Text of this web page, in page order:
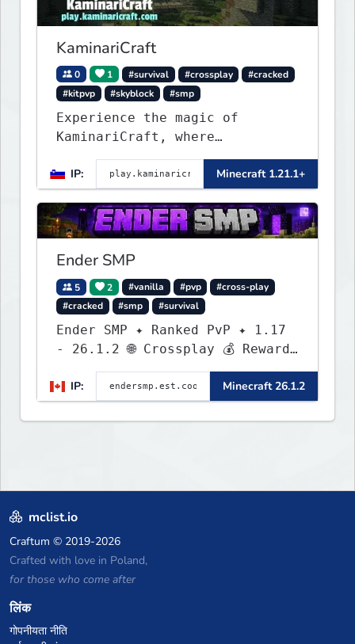
KaminariCraft
0 1 #survival #crossplay
#cracked
#kitpvp
#skyblock #smp
Experience the magic of
KaminariCraft, where
innovation meets adventure in
the world of Minecraft. Our
server offers a seamless and
immersive experience for both
Java and Bedrock players
IP: Minecraft 1.21.1+
Ender SMP
5 2 #vanilla #pvp
#cross-play
#cracked
#smp #survival
Ender SMP ✦ Ranked PvP ✦ 1.17
- 26.1.2 🌐 Crossplay 💰 Rewards
🛠 Custom Gear
IP:
Minecraft 26.1.2
mclist.io
Craftum © 2019-2026
Crafted with love in Poland,
for those who come after
लिंक
गोपनीयता नीति